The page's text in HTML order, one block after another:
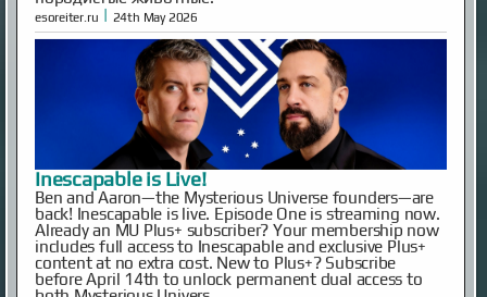
Inescapable is Live!
Ben and Aaron—the Mysterious Universe founders—are
back! Inescapable is live. Episode One is streaming now.
Already an MU Plus+ subscriber? Your membership now
includes full access to Inescapable and exclusive Plus+
content at no extra cost. New to Plus+? Subscribe
before April 14th to unlock permanent dual access to
both Mysterious Univers...
mysteriousuniverse.org | 14th Feb 2026